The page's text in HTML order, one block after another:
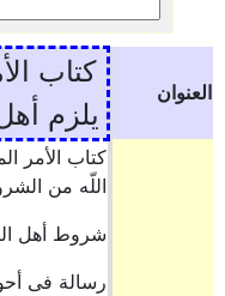
العنوان
كتاب
يلزم
كتاب الأمر
اللّه من
شروط أهل
رسالة فى